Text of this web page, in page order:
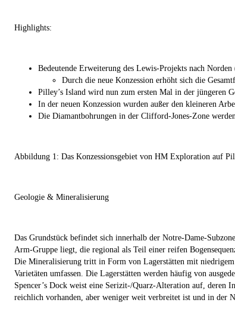
Highlights:
Bedeutende Erweiterung des Lewis-Projekts nach Norden
Durch die neue Konzession erhöht sich die
Pilley’s Island wird nun zum ersten Mal in der jüngeren
In der neuen Konzession wurden außer den kleineren
Die Diamantbohrungen in der Clifford-Jones-Zone
Abbildung 1: Das Konzessionsgebiet von HM Exploration auf
Geologie & Mineralisierung
Das Grundstück befindet sich innerhalb der Notre-Dame-
Arm-Gruppe liegt, die regional als Teil einer reifen
Die Mineralisierung tritt in Form von Lagerstätten mit
Varietäten umfassen. Die Lagerstätten werden häufig von
Spencer’s Dock weist eine Serizit-/Quarz-Alteration auf,
reichlich vorhanden, aber weniger weit verbreitet ist und in der